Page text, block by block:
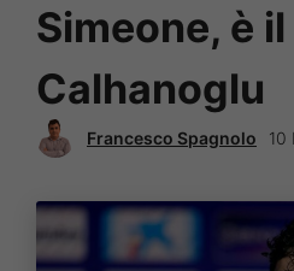
Simeone, è il
Calhanoglu
Francesco Spagnolo 10